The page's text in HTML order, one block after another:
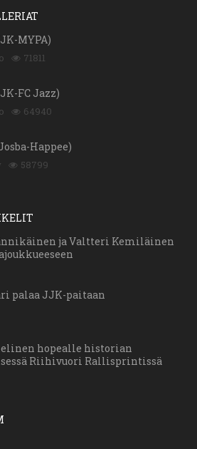
MYPA)
71811
FC Jazz)
64940
Happee)
58799
ja Valtteri Kemiläinen
palaa JJK-paitaan
hopealle historian
Riihivuori Rallisprintissä